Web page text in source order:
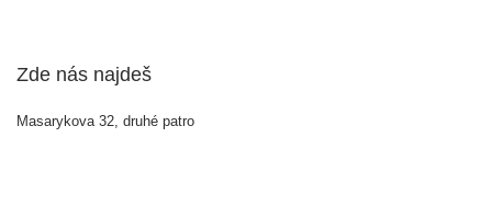
Zde nás najdeš
Masarykova 32, druhé patro